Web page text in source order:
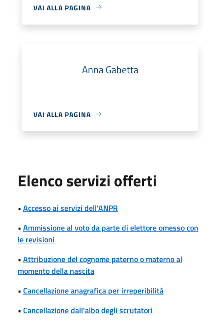
VAI ALLA PAGINA
Anna Gabetta
VAI ALLA PAGINA
Elenco servizi offerti
• Accesso ai servizi dell'ANPR
• Ammissione al voto da parte di elettore omesso con
le revisioni
• Attribuzione del cognome paterno o materno al
momento della nascita
• Cancellazione anagrafica per irreperibilità
• Cancellazione dall'albo degli scrutatori